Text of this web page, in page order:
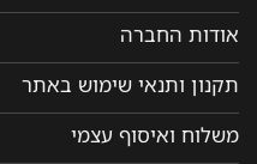
אודות החברה
תקנון ותנאי שימוש באתר
משלוח ואיסוף עצמי